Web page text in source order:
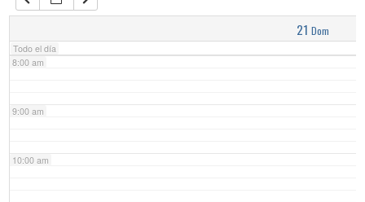
21 Dom
Todo el día
7:00 am
8:00 am
9:00 am
10:00 am